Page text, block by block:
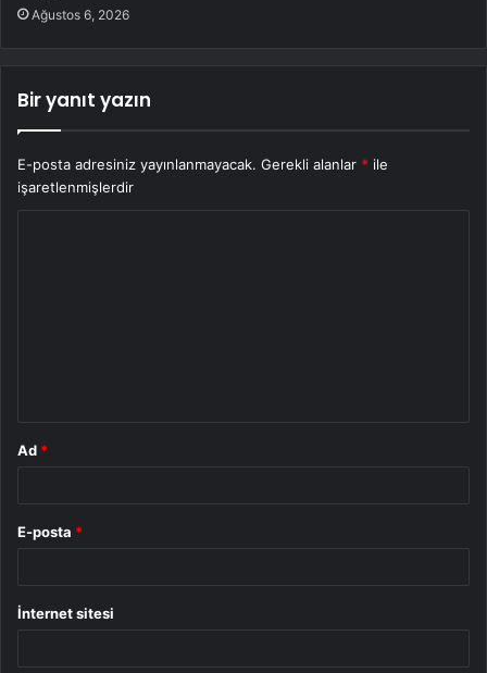
Ağustos 6, 2026
Bir yanıt yazın
E-posta adresiniz yayınlanmayacak. Gerekli alanlar * ile
işaretlenmişlerdir
Ad *
E-posta *
İnternet sitesi